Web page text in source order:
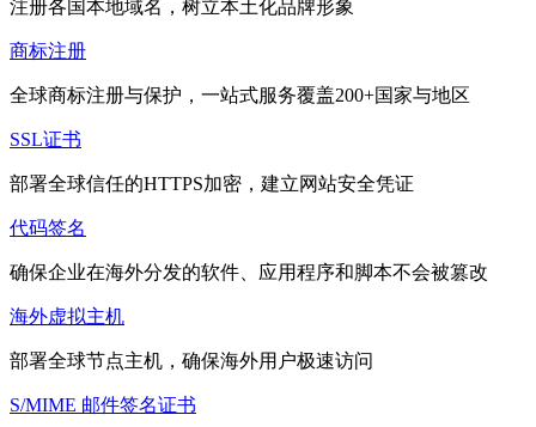
注册各国本地域名，树立本土化品牌形象
商标注册
全球商标注册与保护，一站式服务覆盖200+国家与地区
SSL证书
部署全球信任的HTTPS加密，建立网站安全凭证
代码签名
确保企业在海外分发的软件、应用程序和脚本不会被篡改
海外虚拟主机
部署全球节点主机，确保海外用户极速访问
S/MIME 邮件签名证书